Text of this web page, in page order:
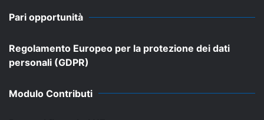
Pari opportunità
Regolamento Europeo per la protezione dei dati
personali (GDPR)
Modulo Contributi